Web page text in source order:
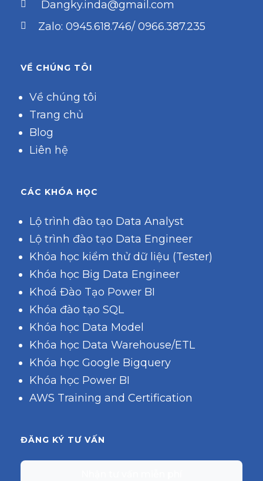
Dangky.inda@gmail.com
Zalo: 0945.618.746/ 0966.387.235
VỀ CHÚNG TÔI
Về chúng tôi
Trang chủ
Blog
Liên hệ
CÁC KHÓA HỌC
Lộ trình đào tạo Data Analyst
Lộ trình đào tạo Data Engineer
Khóa học kiểm thử dữ liệu (Tester)
Khóa học Big Data Engineer
Khoá Đào Tạo Power BI
Khóa đào tạo SQL
Khóa học Data Model
Khóa học Data Warehouse/ETL
Khóa học Google Bigquery
Khóa học Power BI
AWS Training and Certification
ĐĂNG KÝ TƯ VẤN